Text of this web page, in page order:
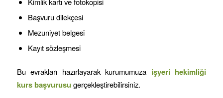
Başvuru dilekçesi
Mezuniyet belgesi
Kayıt sözleşmesi
Bu evrakları hazırlayarak kurumumuza işyeri hekimliği
kurs başvurusu gerçekleştirebilirsiniz.